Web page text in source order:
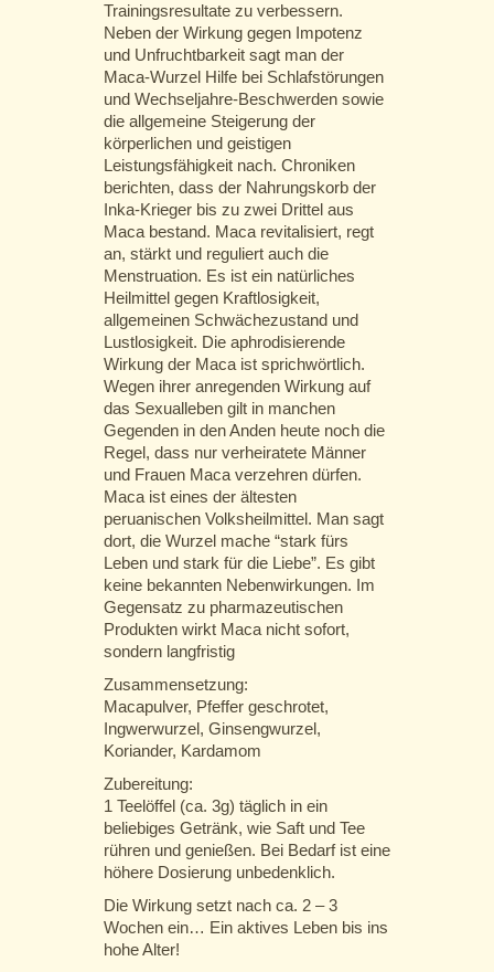
Trainingsresultate zu verbessern.
Neben der Wirkung gegen Impotenz
und Unfruchtbarkeit sagt man der
Maca-Wurzel Hilfe bei Schlafstörungen
und Wechseljahre-Beschwerden sowie
die allgemeine Steigerung der
körperlichen und geistigen
Leistungsfähigkeit nach. Chroniken
berichten, dass der Nahrungskorb der
Inka-Krieger bis zu zwei Drittel aus
Maca bestand. Maca revitalisiert, regt
an, stärkt und reguliert auch die
Menstruation. Es ist ein natürliches
Heilmittel gegen Kraftlosigkeit,
allgemeinen Schwächezustand und
Lustlosigkeit. Die aphrodisierende
Wirkung der Maca ist sprichwörtlich.
Wegen ihrer anregenden Wirkung auf
das Sexualleben gilt in manchen
Gegenden in den Anden heute noch die
Regel, dass nur verheiratete Männer
und Frauen Maca verzehren dürfen.
Maca ist eines der ältesten
peruanischen Volksheilmittel. Man sagt
dort, die Wurzel mache “stark fürs
Leben und stark für die Liebe”. Es gibt
keine bekannten Nebenwirkungen. Im
Gegensatz zu pharmazeutischen
Produkten wirkt Maca nicht sofort,
sondern langfristig
Zusammensetzung:
Macapulver, Pfeffer geschrotet,
Ingwerwurzel, Ginsengwurzel,
Koriander, Kardamom
Zubereitung:
1 Teelöffel (ca. 3g) täglich in ein
beliebiges Getränk, wie Saft und Tee
rühren und genießen. Bei Bedarf ist eine
höhere Dosierung unbedenklich.
Die Wirkung setzt nach ca. 2 – 3
Wochen ein… Ein aktives Leben bis ins
hohe Alter!